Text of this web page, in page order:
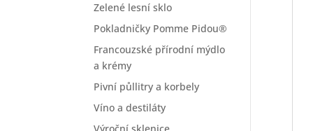
Zelené lesní sklo
Pokladničky Pomme Pidou®
Francouzské přírodní mýdlo
a krémy
Pivní půllitry a korbely
Víno a destiláty